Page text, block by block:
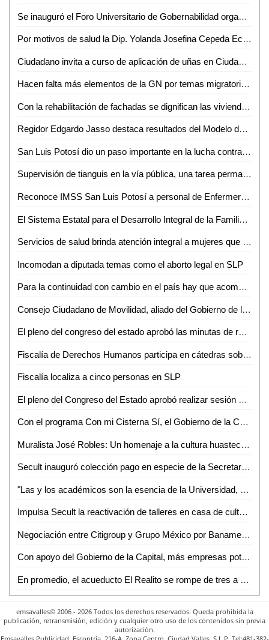
Se inauguró el Foro Universitario de Gobernabilidad organizado por la Facultad de Derecho de la UASLP
Por motivos de salud la Dip. Yolanda Josefina Cepeda Echavarría solicitó licencia a su cargo del 24 de mayo al 01 de junio
Ciudadano invita a curso de aplicación de uñas en Ciudad Valles
Hacen falta más elementos de la GN por temas migratorios en SLP: José Ramón Torres
Con la rehabilitación de fachadas se dignifican las viviendas potosinas: Alcalde Enrique Galindo
Regidor Edgardo Jasso destaca resultados del Modelo de Justicia Cívica en la Capital de SLP
San Luis Potosí dio un paso importante en la lucha contra la violencia de género: Dip. Gabriela Martínez Lárraga
Supervisión de tianguis en la vía pública, una tarea permanente del Ayuntamiento de San Luis Potosí
Reconoce IMSS San Luis Potosí a personal de Enfermería por su destacado desempeño institucional
El Sistema Estatal para el Desarrollo Integral de la Familia (DIF), lanzó los lineamientos en materia de adopción del estado de San Luis Potosí
Servicios de salud brinda atención integral a mujeres que viven violencia familiar o sexual
Incomodan a diputada temas como el aborto legal en SLP
Para la continuidad con cambio en el país hay que acompañar al presidente con unidad, lealtad y compromiso: Adán Augusto López Hernández
Consejo Ciudadano de Movilidad, aliado del Gobierno de la Capital: Consejeros
El pleno del congreso del estado aprobó las minutas de reforma constitucional federal, en materia de suspensión derechos para ocupar cargo, empleo o comisión del servicio público
Fiscalía de Derechos Humanos participa en cátedras sobre el combate a la trata de personas
Fiscalía localiza a cinco personas en SLP
El pleno del Congreso del Estado aprobó realizar sesión solemne y ordinaria en el municipio de Matehuala
Con el programa Con mi Cisterna Sí, el Gobierno de la Capital beneficia a familias de la zona rural
Muralista José Robles: Un homenaje a la cultura huasteca a través de su arte y cosmovisión
Secult inauguró colección pago en especie de la Secretaría de Hacienda y crédito público
"Las y los académicos son la esencia de la Universidad, porque en ellos está la avidez de crear, resguardar y difundir saberes": Dr. Alejandro Zermeño
Impulsa Secult la reactivación de talleres en casa de cultura del barrio de San Sebastián
Negociación entre Citigroup y Grupo México por Banamex se interrumpe debido a percance en vías férreas; venta se pospone hasta 2025
Con apoyo del Gobierno de la Capital, más empresas potosinas están por integrarse como proveedores del sector automotriz
En promedio, el acueducto El Realito se rompe de tres a cuatro veces por mes
emsavalles© 2006 - 2026 Todos los derechos reservados. Queda prohibida la
publicación, retransmisión, edición y cualquier otro uso de los contenidos sin previa
autorización.